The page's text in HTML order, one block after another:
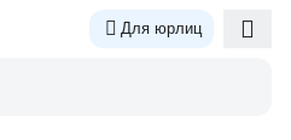
Для юрлиц